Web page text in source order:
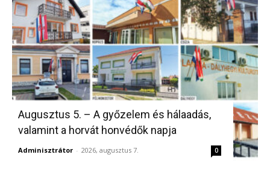
Augusztus 5. – A győzelem és hálaadás,
valamint a horvát honvédők napja
Adminisztrátor - 2026, augusztus 7. 0